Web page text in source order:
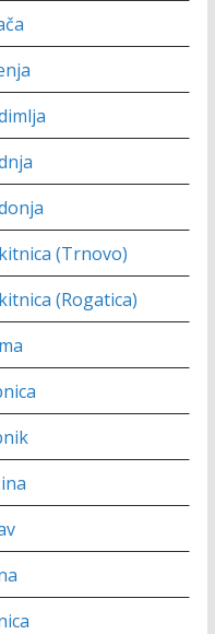
(Trnovo)
(Rogatica)